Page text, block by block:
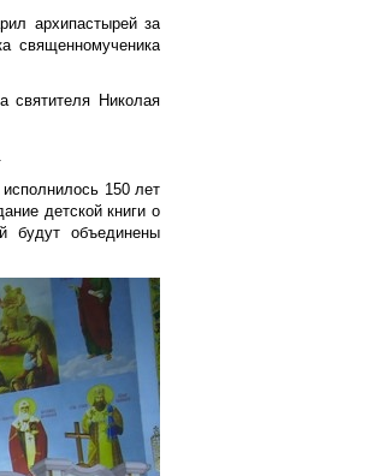
архипастырей за
священномученика
святителя Николая
150 лет
детской книги о
будут объединены